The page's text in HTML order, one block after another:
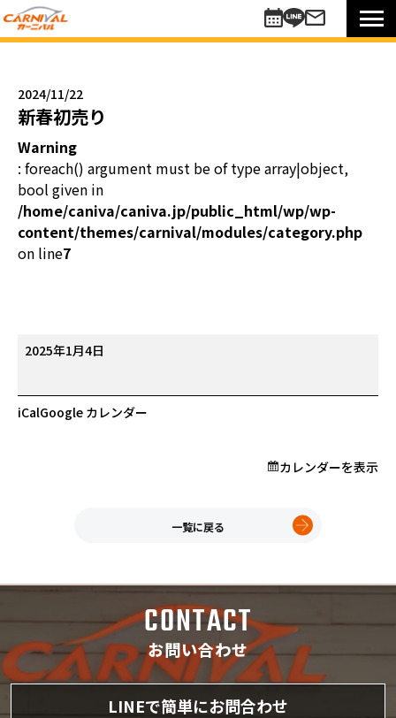
未使用車
中古車
買い方のご提案
コミットワンシステム
アレンジ7
未使用車
リターンカー
自動車保険
プロが教える「お役立ち情報」
RV岩槻店
上尾店
会社案内
採用情報
2024/11/22
新春初売り
Warning
: foreach() argument must be of type array|object,
bool given in
/home/caniva/caniva.jp/public_html/wp/wp-
content/themes/carnival/modules/category.php
on line7
新
売
2025年1月4日
iCalGoogle カレンダー
カレンダーを表示
一覧に戻る
CONTACT
お問い合わせ
LINEで簡単にお問合わせ